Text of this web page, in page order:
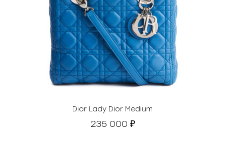
Dior Lady Dior Medium
235 000 ₽